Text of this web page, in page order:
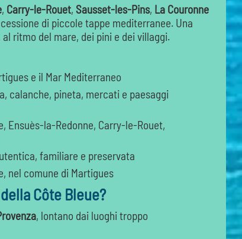
, Carry-le-Rouet, Sausset-les-Pins, La Couronne
di piccole tappe mediterranee. Una
ritmo del mare, dei pini e dei villaggi.
e il Mar Mediterraneo
calanche, pineta, mercati e paesaggi
Ensuès-la-Redonne, Carry-le-Rouet,
familiare e preservata
nel comune di Martigues
Côte Bleue?
, lontano dai luoghi troppo